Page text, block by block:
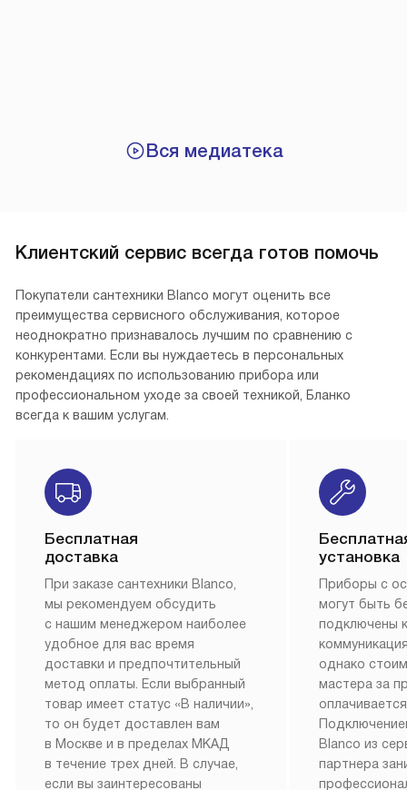
Вся медиатека
Клиентский сервис всегда готов помочь
Покупатели сантехники Blanco могут оценить все
преимущества сервисного обслуживания, которое
неоднократно признавалось лучшим по сравнению с
конкурентами. Если вы нуждаетесь в персональных
рекомендациях по использованию прибора или
профессиональном уходе за своей техникой, Бланко
всегда к вашим услугам.
Бесплатная
доставка
При заказе сантехники Blanco,
мы рекомендуем обсудить
с нашим менеджером наиболее
удобное для вас время
доставки и предпочтительный
метод оплаты. Если выбранный
товар имеет статус «В наличии»,
то он будет доставлен вам
в Москве и в пределах МКАД
в течение трех дней. В случае,
если вы заинтересованы
установка
Приборы с
могут быть
подключены
однако
мастера за
Blanco из
партнера